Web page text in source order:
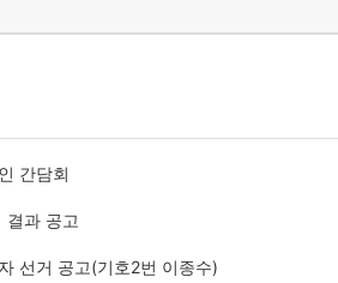
간담회
결과 공고
선거 공고(기호2번 이종수)